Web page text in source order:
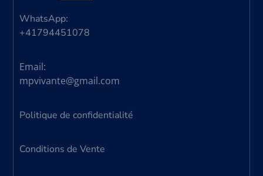
WhatsApp:
+41794451078
Email:
mpvivante@gmail.com
Politique de confidentialité
Conditions de Vente